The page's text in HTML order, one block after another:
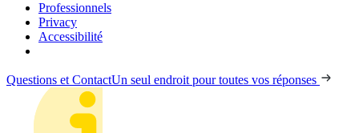
Professionnels
Privacy
Accessibilité
Questions et ContactUn seul endroit pour toutes vos réponses